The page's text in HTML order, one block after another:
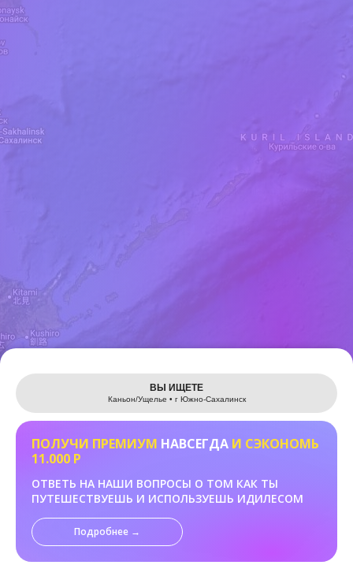
Leaflet
ВЫ ИЩЕТЕ
Каньон/Ущелье • г Южно-Сахалинск
ПОЛУЧИ ПРЕМИУМ НАВСЕГДА И СЭКОНОМЬ
11.000 Р
ОТВЕТЬ НА НАШИ ВОПРОСЫ О ТОМ КАК ТЫ
ПУТЕШЕСТВУЕШЬ И ИСПОЛЬЗУЕШЬ ИДИЛЕСОМ
Подробнее →